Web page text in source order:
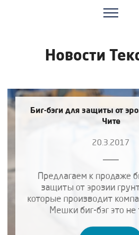
Новости
Биг-бэги для защиты от
Чите
20.3.2017
Предлагаем к продаже
защиты от эрозии
которые производит
Мешки биг-бэг это не